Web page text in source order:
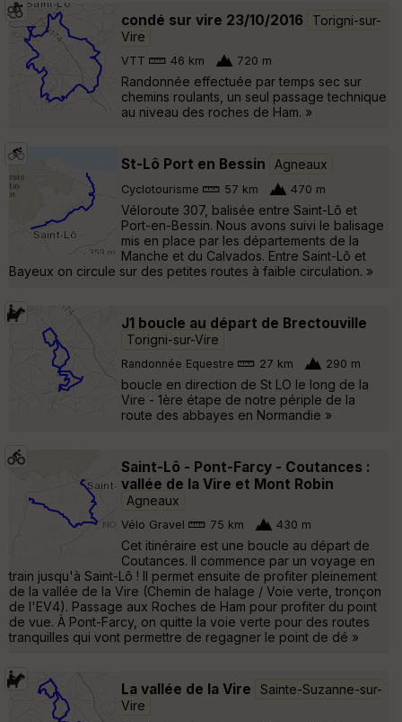
condé sur vire 23/10/2016
Torigni-sur-
Vire
VTT 46 km 720 m
Randonnée effectuée par temps sec sur
chemins roulants, un seul passage technique
au niveau des roches de Ham. »
St-Lô Port en Bessin Agneaux
Cyclotourisme 57 km 470 m
Véloroute 307, balisée entre Saint-Lô et
Port-en-Bessin. Nous avons suivi le balisage
mis en place par les départements de la
Manche et du Calvados. Entre Saint-Lô et
Bayeux on circule sur des petites routes à faible circulation. »
J1 boucle au départ de Brectouville
Torigni-sur-Vire
Randonnée Equestre 27 km 290 m
boucle en direction de St LO le long de la
Vire - 1ère étape de notre périple de la
route des abbayes en Normandie »
Saint-Lô - Pont-Farcy - Coutances :
vallée de la Vire et Mont Robin
Agneaux
Vélo Gravel 75 km 430 m
Cet itinéraire est une boucle au départ de
Coutances. Il commence par un voyage en
train jusqu'à Saint-Lô ! Il permet ensuite de profiter pleinement
de la vallée de la Vire (Chemin de halage / Voie verte, tronçon
de l'EV4). Passage aux Roches de Ham pour profiter du point
de vue. À Pont-Farcy, on quitte la voie verte pour des routes
tranquilles qui vont permettre de regagner le point de dé »
La vallée de la Vire
Sainte-Suzanne-sur-
Vire